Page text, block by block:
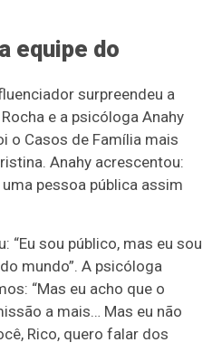
equipe do
surpreendeu a
e a psicóloga Anahy
o Casos de Família mais
Anahy acrescentou:
uma pessoa pública assim
“Eu sou público, mas eu sou
mundo”. A psicóloga
“Mas eu acho que o
a mais… Mas eu não
Rico, quero falar dos